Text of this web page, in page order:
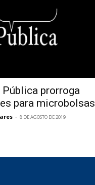
prorroga
para microbolsas
- 8 DE AGOSTO DE 2019